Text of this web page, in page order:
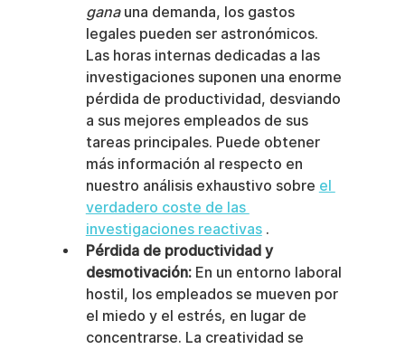
gana una demanda, los gastos
legales pueden ser astronómicos.
Las horas internas dedicadas a las
investigaciones suponen una enorme
pérdida de productividad, desviando
a sus mejores empleados de sus
tareas principales. Puede obtener
más información al respecto en
nuestro análisis exhaustivo sobre el
verdadero coste de las
investigaciones reactivas .
Pérdida de productividad y
desmotivación: En un entorno laboral
hostil, los empleados se mueven por
el miedo y el estrés, en lugar de
concentrarse. La creatividad se